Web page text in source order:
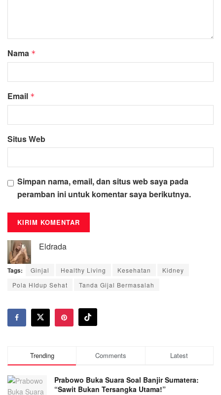
Nama *
Email *
Situs Web
Simpan nama, email, dan situs web saya pada
peramban ini untuk komentar saya berikutnya.
Eldrada
Tags: Ginjal Healthy Living Kesehatan
Kidney
Pola HIdup Sehat
Tanda Gijal Bermasalah
Trending Comments Latest
Prabowo Buka Suara Soal Banjir Sumatera:
“Sawit Bukan Tersangka Utama!”